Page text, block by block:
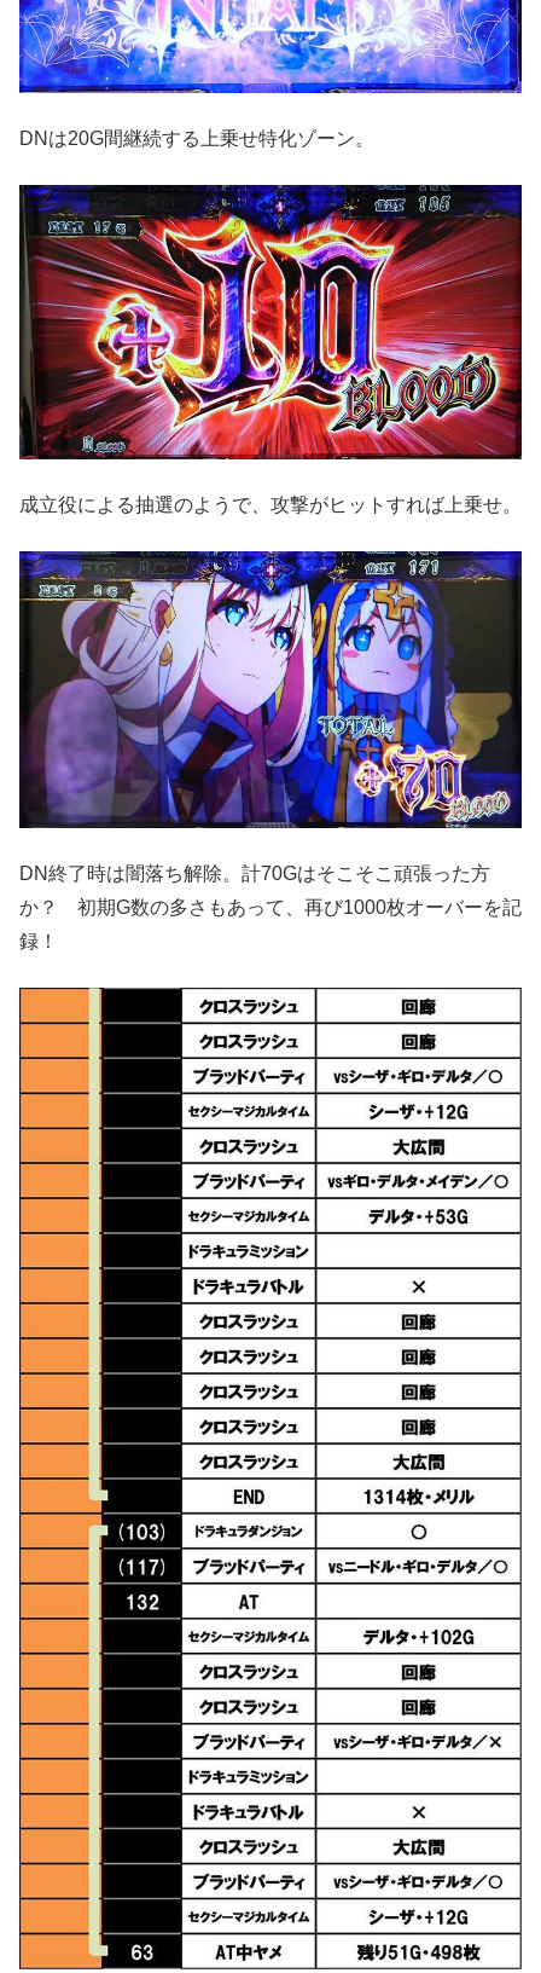
DNは20G間継続する上乗せ特化ゾーン。
成立役による抽選のようで、攻撃がヒットすれば上乗せ。
DN終了時は闇落ち解除。計70Gはそこそこ頑張った方
か？ 初期G数の多さもあって、再び1000枚オーバーを記
録！